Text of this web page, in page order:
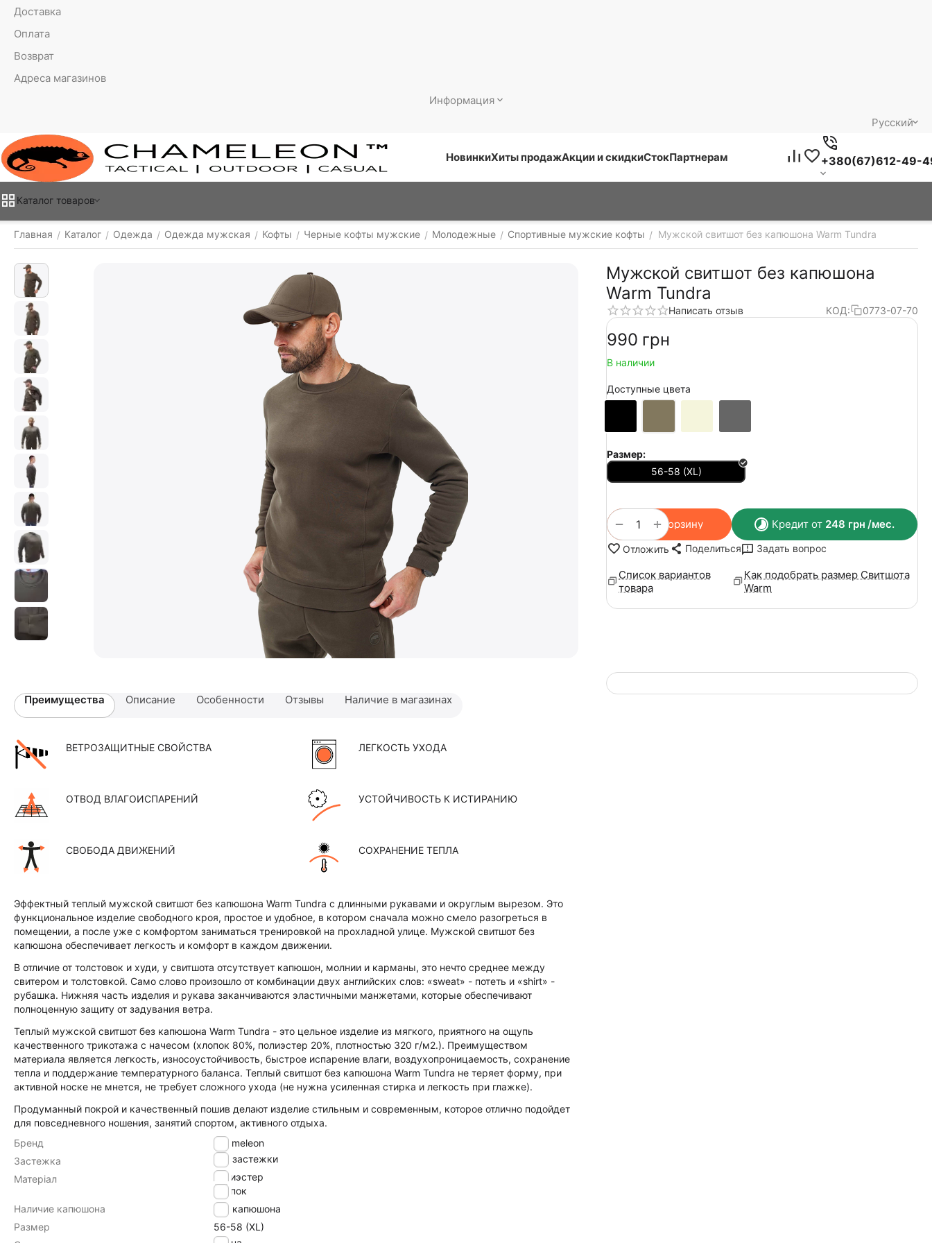
Доставка
Оплата
Возврат
Адреса магазинов
Информация
Русский
НовинкиХиты продажАкции и скидкиСтокПартнерам +380(67)612-49-
Каталог товаров
Главная / Каталог / Одежда / Одежда мужская / Кофты / Черные кофты мужские / Молодежные / Спортивные мужские кофты / Мужской свитшот без капюшона Warm Tundra
Мужской свитшот без капюшона
Warm Tundra
Написать отзыв КОД: 0773-07-70
‍990‍ грн
В наличии
Доступные цвета
Размер:
56-58 (XL)
+
− В корзину Кредит от 248 грн /мес.
Отложить Поделиться Задать вопрос
Список вариантов
товара
Как подобрать размер Свитшота
Warm
Преимущества Описание Особенности Отзывы Наличие в магазинах
ВЕТРОЗАЩИТНЫЕ СВОЙСТВА ЛЕГКОСТЬ УХОДА
ОТВОД ВЛАГОИСПАРЕНИЙ УСТОЙЧИВОСТЬ К ИСТИРАНИЮ
СВОБОДА ДВИЖЕНИЙ СОХРАНЕНИЕ ТЕПЛА
Эффектный теплый мужской свитшот без капюшона Warm Tundra с длинными рукавами и округлым вырезом. Это
функциональное изделие свободного кроя, простое и удобное, в котором сначала можно смело разогреться в
помещении, а после уже с комфортом заниматься тренировкой на прохладной улице. Мужской свитшот без
капюшона обеспечивает легкость и комфорт в каждом движении.
В отличие от толстовок и худи, у свитшота отсутствует капюшон, молнии и карманы, это нечто среднее между
свитером и толстовкой. Само слово произошло от комбинации двух английских слов: «sweat» - потеть и «shirt» -
рубашка. Нижняя часть изделия и рукава заканчиваются эластичными манжетами, которые обеспечивают
полноценную защиту от задувания ветра.
Теплый мужской свитшот без капюшона Warm Tundra - это цельное изделие из мягкого, приятного на ощупь
качественного трикотажа с начесом (хлопок 80%, полиэстер 20%, плотностью 320 г/м2.). Преимуществом
материала является легкость, износоустойчивость, быстрое испарение влаги, воздухопроницаемость, сохранение
тепла и поддержание температурного баланса. Теплый свитшот без капюшона Warm Tundra не теряет форму, при
активной носке не мнется, не требует сложного ухода (не нужна усиленная стирка и легкость при глажке).
Продуманный покрой и качественный пошив делают изделие стильным и современным, которое отлично подойдет
для повседневного ношения, занятий спортом, активного отдыха.
Бренд
Chameleon
Застежка
без застежки
Матеріал
полиэстер
хлопок
Наличие капюшона
без капюшона
Размер
56-58 (XL)